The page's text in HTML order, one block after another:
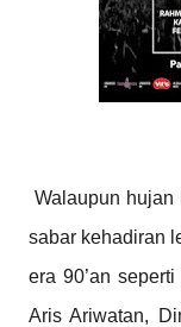
Walaupun hujan
sabar kehadiran
era 90’an
Aris Ariwatan,